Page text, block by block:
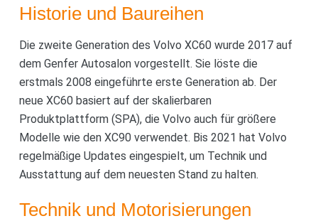
Historie und Baureihen
Die zweite Generation des Volvo XC60 wurde 2017 auf
dem Genfer Autosalon vorgestellt. Sie löste die
erstmals 2008 eingeführte erste Generation ab. Der
neue XC60 basiert auf der skalierbaren
Produktplattform (SPA), die Volvo auch für größere
Modelle wie den XC90 verwendet. Bis 2021 hat Volvo
regelmäßige Updates eingespielt, um Technik und
Ausstattung auf dem neuesten Stand zu halten.
Technik und Motorisierungen